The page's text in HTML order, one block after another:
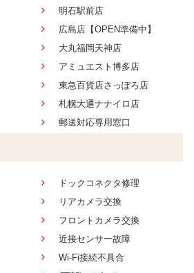
明石駅前店
広島店【OPEN準備中】
大丸福岡天神店
アミュエスト博多店
東急百貨店さっぽろ店
札幌大通ナナイロ店
郵送対応専用窓口
ドックコネクタ修理
リアカメラ交換
フロントカメラ交換
近接センサー故障
Wi-Fi接続不具合